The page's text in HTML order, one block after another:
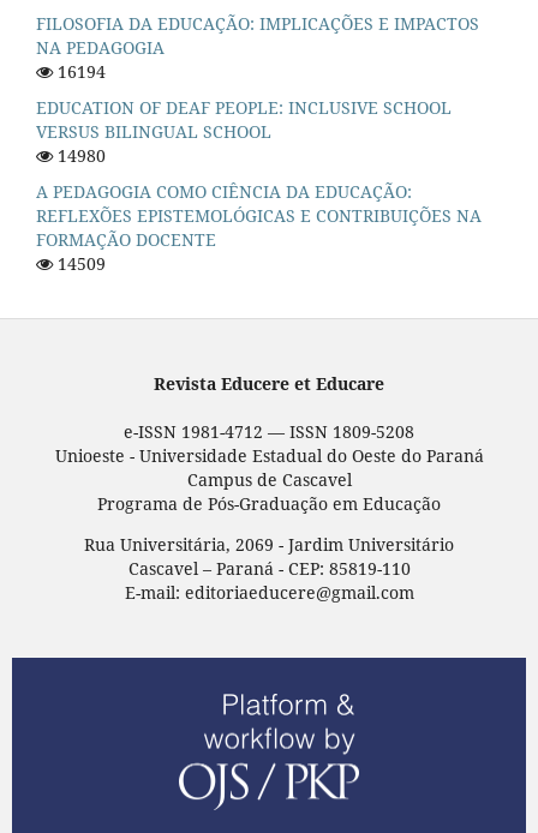
FILOSOFIA DA EDUCAÇÃO: IMPLICAÇÕES E IMPACTOS
NA PEDAGOGIA
16194
EDUCATION OF DEAF PEOPLE: INCLUSIVE SCHOOL
VERSUS BILINGUAL SCHOOL
14980
A PEDAGOGIA COMO CIÊNCIA DA EDUCAÇÃO:
REFLEXÕES EPISTEMOLÓGICAS E CONTRIBUIÇÕES NA
FORMAÇÃO DOCENTE
14509
Revista Educere et Educare
e-ISSN 1981-4712 — ISSN 1809-5208
Unioeste - Universidade Estadual do Oeste do Paraná
Campus de Cascavel
Programa de Pós-Graduação em Educação
Rua Universitária, 2069 - Jardim Universitário
Cascavel – Paraná - CEP: 85819-110
E-mail: editoriaeducere@gmail.com